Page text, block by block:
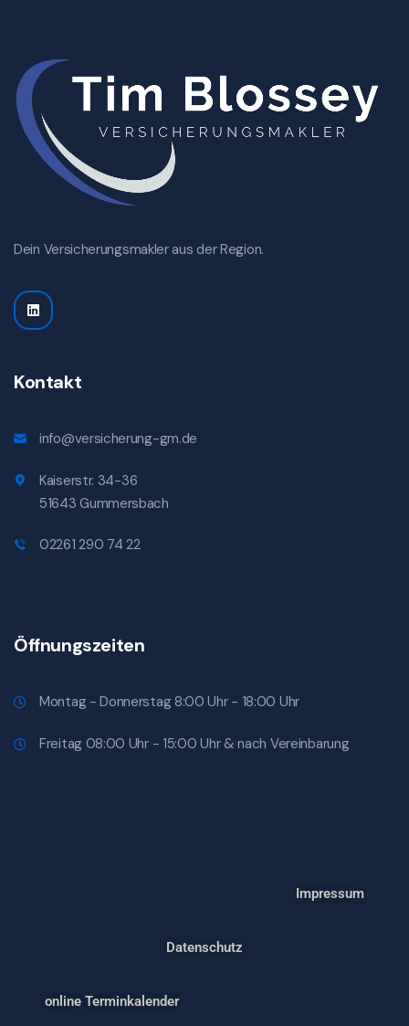
Dein Versicherungsmakler aus der Region.
Kontakt
info@versicherung-gm.de
Kaiserstr. 34-36
51643 Gummersbach
02261 290 74 22
Öffnungszeiten
Montag - Donnerstag 8:00 Uhr - 18:00 Uhr
Freitag 08:00 Uhr - 15:00 Uhr & nach Vereinbarung
Impressum
Datenschutz
online Terminkalender